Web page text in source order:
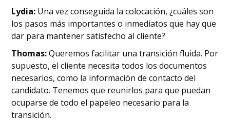
Lydia: Una vez conseguida la colocación, ¿cuáles son
los pasos más importantes o inmediatos que hay que
dar para mantener satisfecho al cliente?
Thomas:Queremos facilitar una transición fluida. Por
supuesto, el cliente necesita todos los documentos
necesarios, como la información de contacto del
candidato. Tenemos que reunirlos para que puedan
ocuparse de todo el papeleo necesario para la
transición.